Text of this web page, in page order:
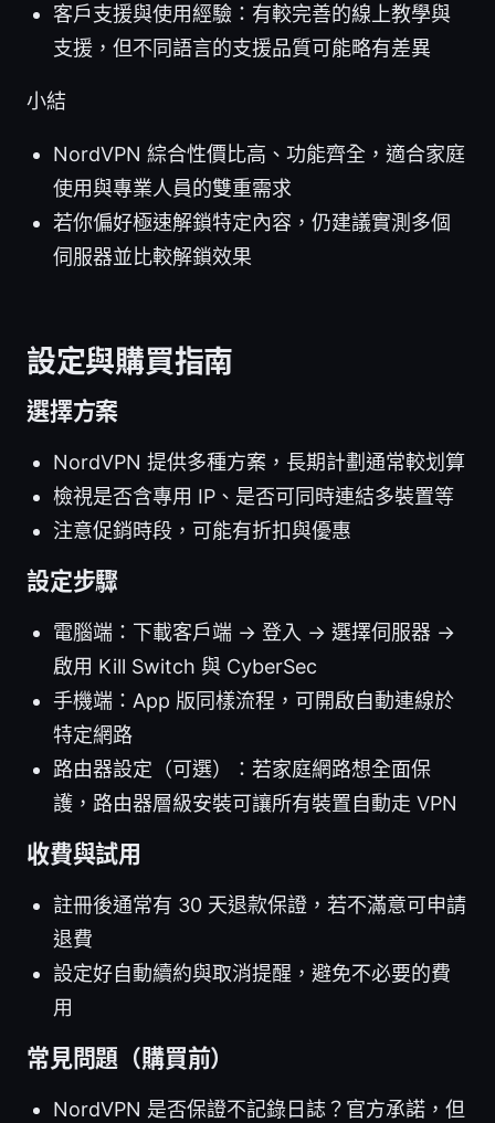
客戶支援與使用經驗：有較完善的線上教學與
支援，但不同語言的支援品質可能略有差異
小結
NordVPN 綜合性價比高、功能齊全，適合家庭
使用與專業人員的雙重需求
若你偏好極速解鎖特定內容，仍建議實測多個
伺服器並比較解鎖效果
設定與購買指南
選擇方案
NordVPN 提供多種方案，長期計劃通常較划算
檢視是否含專用 IP、是否可同時連結多裝置等
注意促銷時段，可能有折扣與優惠
設定步驟
電腦端：下載客戶端 → 登入 → 選擇伺服器 →
啟用 Kill Switch 與 CyberSec
手機端：App 版同樣流程，可開啟自動連線於
特定網路
路由器設定（可選）：若家庭網路想全面保
護，路由器層級安裝可讓所有裝置自動走 VPN
收費與試用
註冊後通常有 30 天退款保證，若不滿意可申請
退費
設定好自動續約與取消提醒，避免不必要的費
用
常見問題（購買前）
NordVPN 是否保證不記錄日誌？官方承諾，但